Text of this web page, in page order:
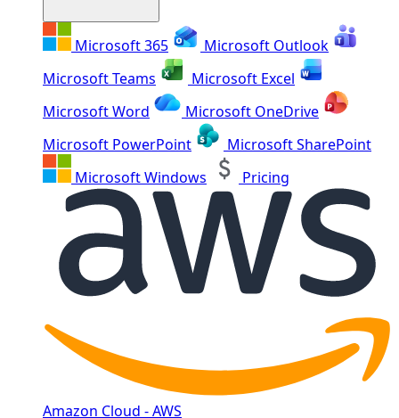
Microsoft 365
Microsoft Outlook
Microsoft Teams
Microsoft Excel
Microsoft Word
Microsoft OneDrive
Microsoft PowerPoint
Microsoft SharePoint
Microsoft Windows
Pricing
Amazon Cloud - AWS